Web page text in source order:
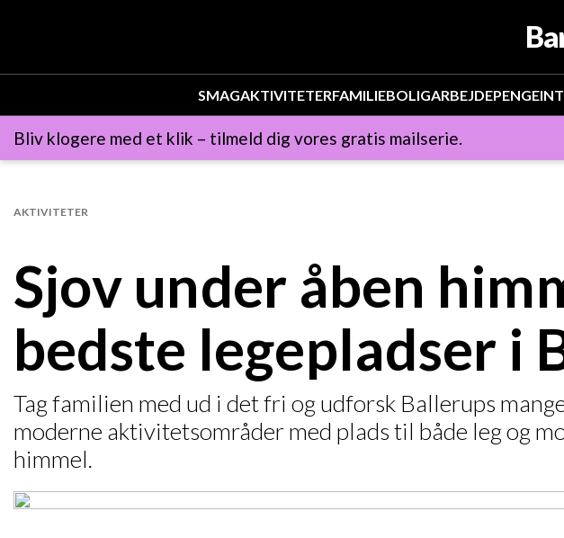
SMAGAKTIVITETERFAMILIEBOLIGARBEJDEPENGE
Bliv klogere med et klik – tilmeld dig vores gratis mailserie.
Sjov under åben
bedste legepladser i
AKTIVITETER
Tag familien med ud i det fri og udforsk Ballerups
moderne aktivitetsområder med plads til både leg og
himmel.